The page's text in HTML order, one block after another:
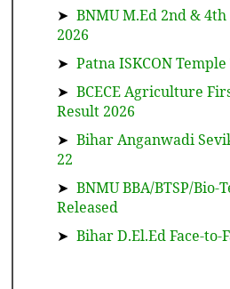
➤ BNMU M.Ed 2nd &
2026
➤ Patna ISKCON
➤ BCECE Agriculture
Result 2026
➤ Bihar Anganwadi
22
➤ BNMU BBA/BTSP/Bio-
Released
➤ Bihar D.El.Ed Face-to-